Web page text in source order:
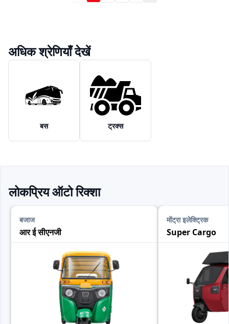
अधिक श्रेणियाँ देखें
बस ट्रक्स
लोकप्रिय ऑटो रिक्शा
बजाज
आर ई सीएनजी
मोंट्रा इलेक्ट्रिक
Super Cargo